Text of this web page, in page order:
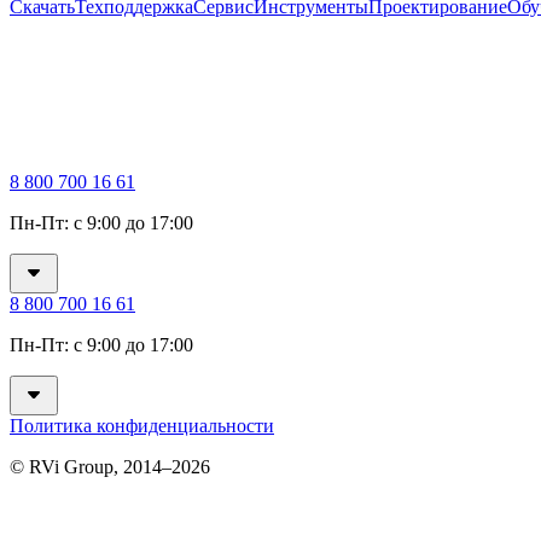
СкачатьТехподдержкаСервисИнструментыПроектирование
8 800 700 16 61
Пн-Пт: с 9:00 до 17:00
8 800 700 16 61
Пн-Пт: с 9:00 до 17:00
Политика конфиденциальности
© RVi Group, 2014–2026